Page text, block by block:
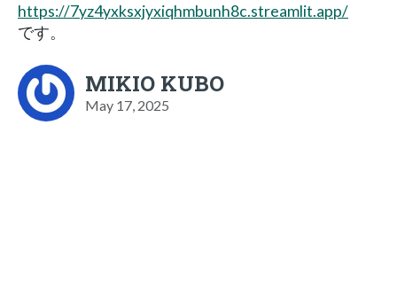
https://7yz4yxksxjyxiqhmbunh8c.streamlit.app/
です。
MIKIO KUBO
May 17, 2025